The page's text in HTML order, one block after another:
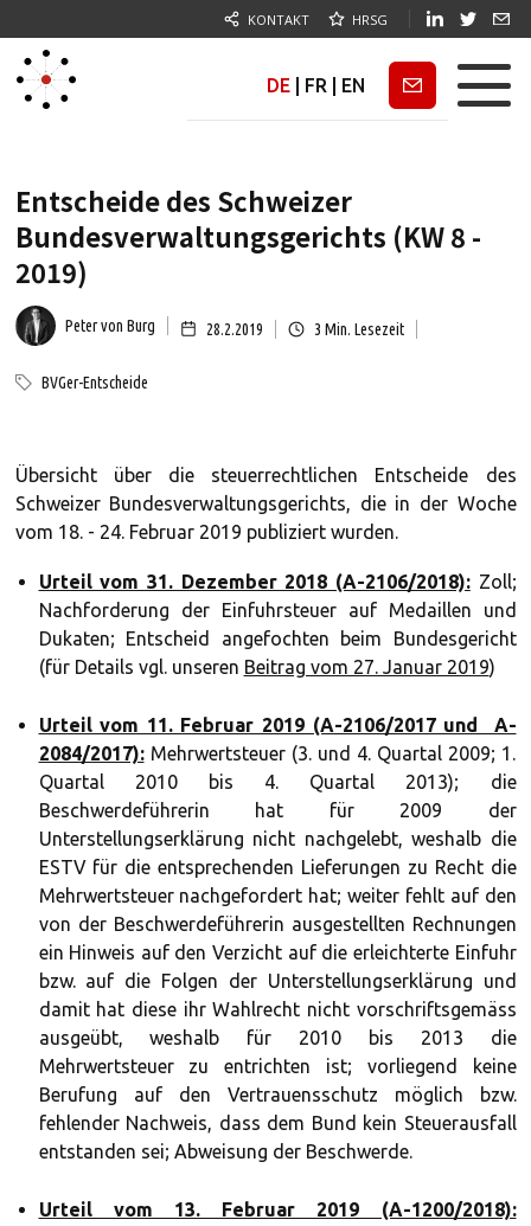
KONTAKT HRSG
DE FR EN Newsletter
Entscheide des Schweizer
Bundesverwaltungsgerichts (KW 8 -
2019)
Peter von Burg 28.2.2019 3 Min. Lesezeit
BVGer-Entscheide
Übersicht über die steuerrechtlichen Entscheide des
Schweizer Bundesverwaltungsgerichts, die in der Woche
vom 18. - 24. Februar 2019 publiziert wurden.
Urteil vom 31. Dezember 2018 (A-2106/2018):Zoll;
Nachforderung der Einfuhrsteuer auf Medaillen und
Dukaten; Entscheid angefochten beim Bundesgericht
(für Details vgl. unseren Beitrag vom 27. Januar 2019)
Urteil vom 11. Februar 2019 (A-2106/2017 und A-
2084/2017):Mehrwertsteuer (3. und 4. Quartal 2009; 1.
Quartal 2010 bis 4. Quartal 2013); die
Beschwerdeführerin hat für 2009 der
Unterstellungserklärung nicht nachgelebt, weshalb die
ESTV für die entsprechenden Lieferungen zu Recht die
Mehrwertsteuer nachgefordert hat; weiter fehlt auf den
von der Beschwerdeführerin ausgestellten Rechnungen
ein Hinweis auf den Verzicht auf die erleichterte Einfuhr
bzw. auf die Folgen der Unterstellungserklärung und
damit hat diese ihr Wahlrecht nicht vorschriftsgemäss
ausgeübt, weshalb für 2010 bis 2013 die
Mehrwertsteuer zu entrichten ist; vorliegend keine
Berufung auf den Vertrauensschutz möglich bzw.
fehlender Nachweis, dass dem Bund kein Steuerausfall
entstanden sei; Abweisung der Beschwerde.
Urteil vom 13. Februar 2019 (A-1200/2018):